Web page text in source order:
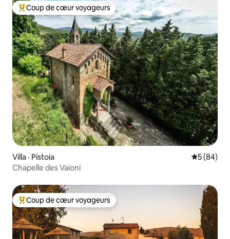
Coup de cœur voyageurs parmi les plus aimés
Coup de cœur voyageurs
Villa · Pistoia Note
5 (84)
Chapelle des Vaioni
Coup de cœur voyageurs parmi les plus aimés
Coup de cœur voyageurs